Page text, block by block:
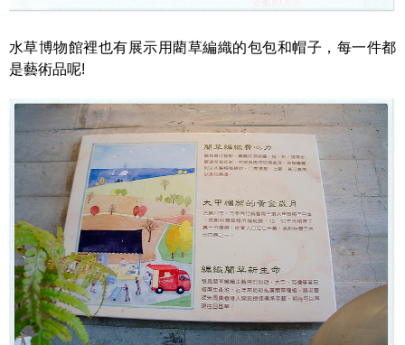
水草博物館裡也有展示用藺草編織的包包和帽子，每一件都
是藝術品呢!